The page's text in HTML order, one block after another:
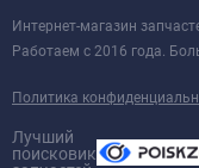
Интернет-магазин
Работаем с 2016 года.
Политика
Лучший
поисковик